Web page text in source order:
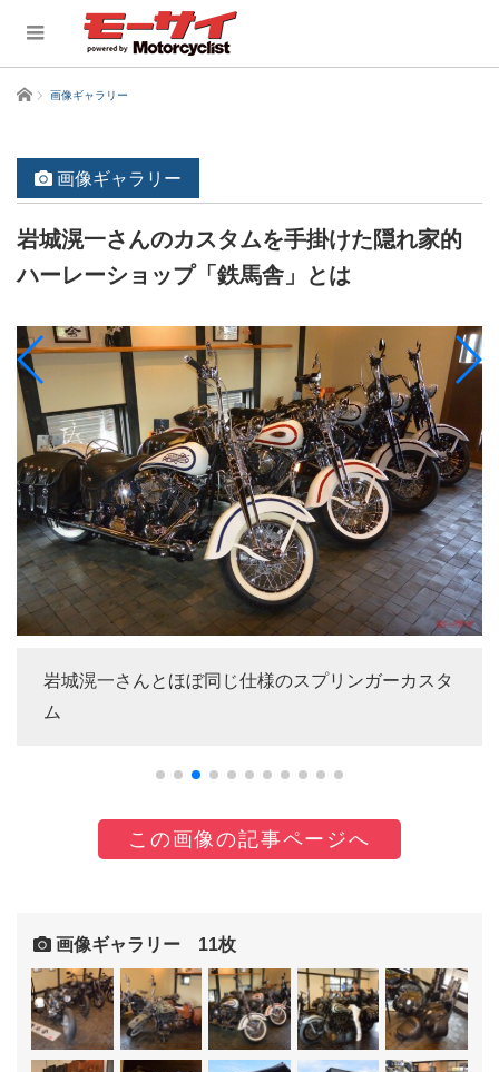
ホーム 画像ギャラリー
画像ギャラリー
岩城滉一さんのカスタムを手掛けた隠れ家的
ハーレーショップ「鉄馬舎」とは
岩城滉一さんとほぼ同じ仕様のスプリンガーカスタ
ム
この画像の記事ページへ
画像ギャラリー 11枚